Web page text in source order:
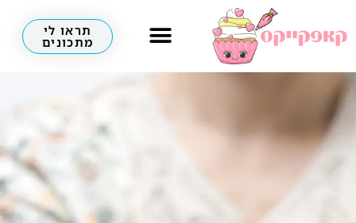
תראו לי
מתכונים